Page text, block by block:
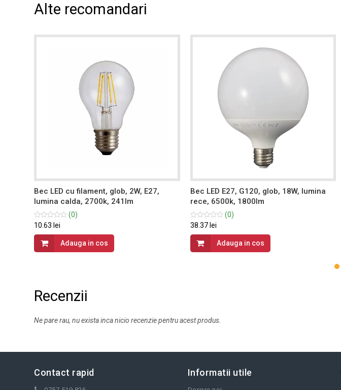
Alte recomandari
Bec LED cu filament, glob, 2W, E27,
lumina calda, 2700k, 241lm
(0)
10.63 lei
Adauga in cos
Bec LED E27, G120, glob, 18W, lumina
rece, 6500k, 1800lm
(0)
38.37 lei
Adauga in cos
Recenzii
Ne pare rau, nu exista inca nicio recenzie pentru acest produs.
Contact rapid Informatii utile